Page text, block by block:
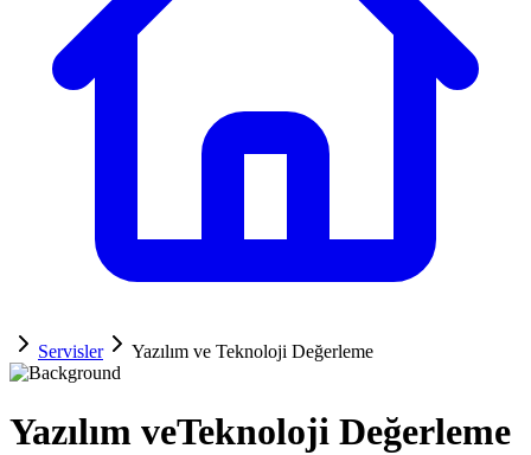
Servisler Yazılım ve Teknoloji Değerleme
Yazılım veTeknoloji Değerleme